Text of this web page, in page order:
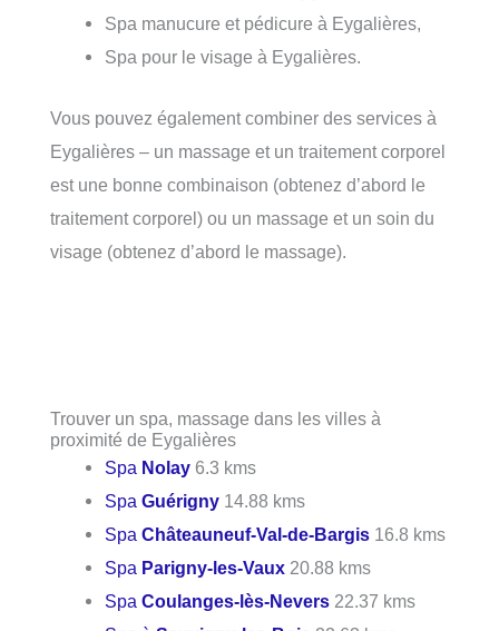
Spa manucure et pédicure à Eygalières,
Spa pour le visage à Eygalières.
Vous pouvez également combiner des services à
Eygalières – un massage et un traitement corporel
est une bonne combinaison (obtenez d’abord le
traitement corporel) ou un massage et un soin du
visage (obtenez d’abord le massage).
Trouver un spa, massage dans les villes à
proximité de Eygalières
Spa Nolay 6.3 kms
SpaGuérigny 14.88 kms
SpaChâteauneuf-Val-de-Bargis 16.8 kms
Spa Parigny-les-Vaux 20.88 kms
SpaCoulanges-lès-Nevers 22.37 kms